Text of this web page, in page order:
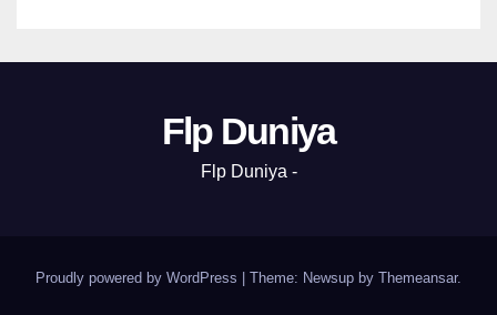
Flp Duniya
Flp Duniya -
Proudly powered by WordPress Theme: Newsup by Themeansar.